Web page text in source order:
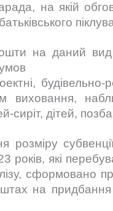
на якій
на даний вид
виховання,
дітей,
років, які
сформовано
на